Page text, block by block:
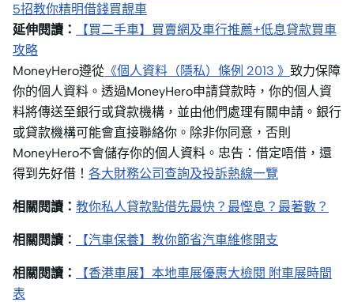
5招教你精明借錢買靚車
延伸閱讀：
【買二手車】買賣網及車行推薦+低息貸款買車
攻略
MoneyHero遵從 《個人資料（隱私）條例 2013 》 致力保障
你的個人資料。透過MoneyHero申請貸款時，你的個人資
料將傳送至銀行或貸款機構，並由他們處理有關申請。銀行
或貸款機構可能會直接聯絡你。除非你同意，否則
MoneyHero不會儲存你的個人資料。忠告：借定唔借，還
得到先好借！ 各大財務公司查詢及投訴熱線一覽
相關閱讀： 教你私人貸款點借先最快？最慳息？最著數？
相關閱讀︰ 【汽車保養】教你節省汽車維修開支
相關閱讀：
【香港車展】本地車展優惠大檢閱 附車展時間
表